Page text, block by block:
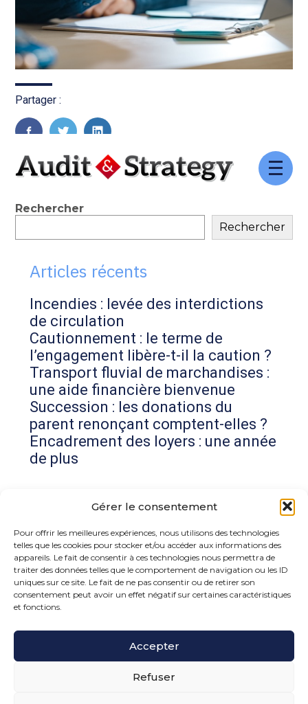
Gérer le consentement
Pour offrir les meilleures expériences, nous utilisons des technologies
telles que les cookies pour stocker et/ou accéder aux informations des
appareils. Le fait de consentir à ces technologies nous permettra de
traiter des données telles que le comportement de navigation ou les ID
uniques sur ce site. Le fait de ne pas consentir ou de retirer son
consentement peut avoir un effet négatif sur certaines caractéristiques
et fonctions.
Accepter
Refuser
Aller
Partager :
Blog
sidebar
Rechercher
Rechercher
Articles récents
Incendies : levée des interdictions
de circulation
Cautionnement : le terme de
l’engagement libère-t-il la caution ?
Transport fluvial de marchandises :
une aide financière bienvenue
Succession : les donations du
parent renonçant comptent-elles ?
Encadrement des loyers : une année
de plus
Commentaires récents
Aucun commentaire à afficher.
15 rue de la Bonne Rencontre – 77860 Quincy
Voisins